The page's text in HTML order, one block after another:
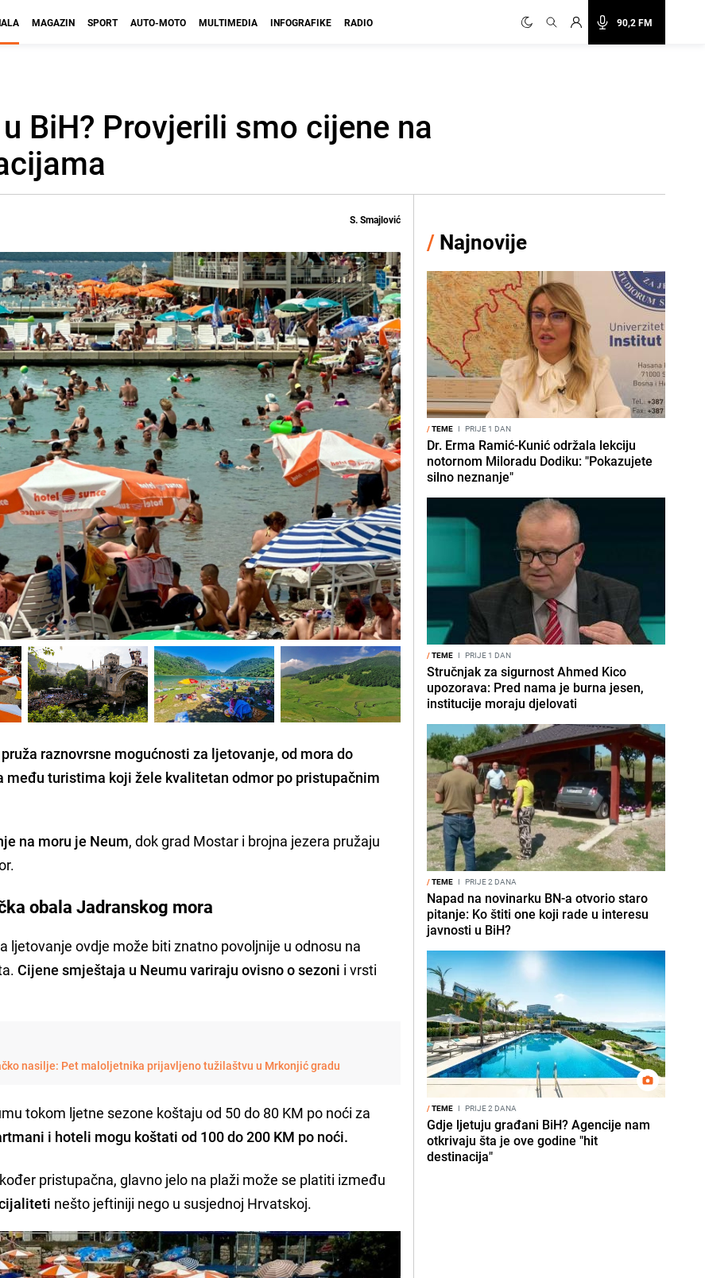
90,2 FM
MAGAZIN SPORT AUTO-MOTO MULTIMEDIA INFOGRAFIKE RADIO
BiH? Provjerili smo cijene na
S. Smajlović
raznovrsne mogućnosti za ljetovanje, od mora do
među turistima koji žele kvalitetan odmor po pristupačnim
na moru je Neum, dok grad Mostar i brojna jezera pružaju
obala Jadranskog mora
ljetovanje ovdje može biti znatno povoljnije u odnosu na
Cijene smještaja u Neumu variraju ovisno o sezoni i vrsti
nasilje: Pet maloljetnika prijavljeno tužilaštvu u Mrkonjić gradu
tokom ljetne sezone koštaju od 50 do 80 KM po noći za
i hoteli mogu koštati od 100 do 200 KM po noći.
pristupačna, glavno jelo na plaži može se platiti između
nešto jeftiniji nego u susjednoj Hrvatskoj.
/ Najnovije
/TEME I PRIJE 1 DAN
Dr. Erma Ramić-Kunić održala lekciju
notornom Miloradu Dodiku: "Pokazujete
silno neznanje"
/TEME I PRIJE 1 DAN
Stručnjak za sigurnost Ahmed Kico
upozorava: Pred nama je burna jesen,
institucije moraju djelovati
/TEME I PRIJE 2 DANA
Napad na novinarku BN-a otvorio staro
pitanje: Ko štiti one koji rade u interesu
javnosti u BiH?
/TEME I PRIJE 2 DANA
Gdje ljetuju građani BiH? Agencije nam
otkrivaju šta je ove godine "hit
destinacija"